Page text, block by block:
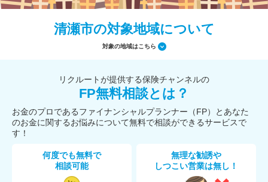
清瀬市の対象地域について
対象の地域はこちら
リクルートが提供する保険チャンネルの
FP無料相談とは？
お金のプロであるファイナンシャルプランナー（FP）とあなた
のお金に関するお悩みについて無料で相談ができるサービスで
す！
何度でも無料で
相談可能
無理な勧誘や
しつこい営業は無し！